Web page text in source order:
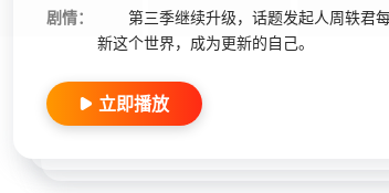
剧情：
第三季继续升级，话题发起人周轶君每
新这个世界，成为更新的自己。
立即播放